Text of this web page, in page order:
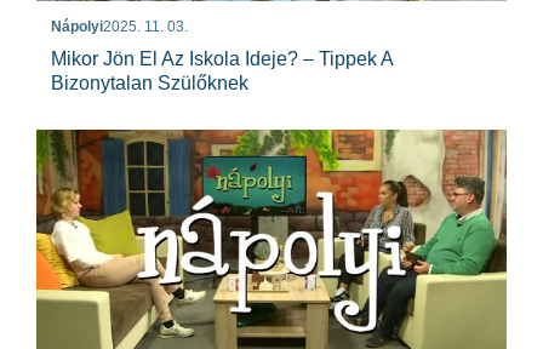
Nápolyi2025. 11. 03.
Mikor Jön El Az Iskola Ideje? – Tippek A
Bizonytalan Szülőknek